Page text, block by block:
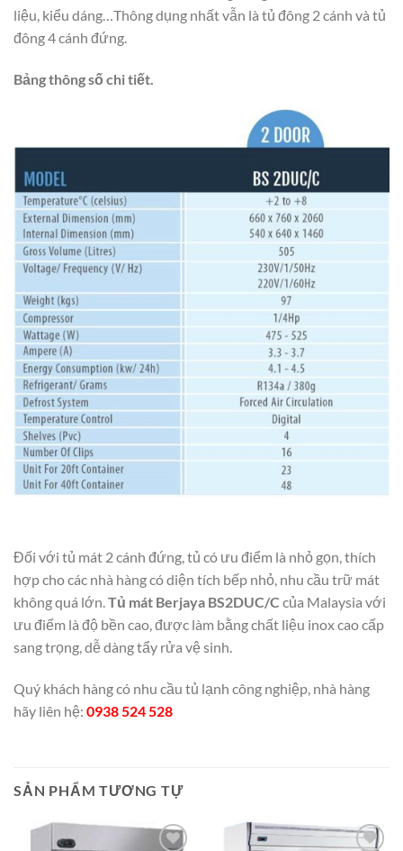
liệu, kiểu dáng…Thông dụng nhất vẫn là tủ đông 2 cánh và tủ
đông 4 cánh đứng.
Bảng thông số chi tiết.
Đối với tủ mát 2 cánh đứng, tủ có ưu điểm là nhỏ gọn, thích
hợp cho các nhà hàng có diện tích bếp nhỏ, nhu cầu trữ mát
không quá lớn.Tủ mát Berjaya BS2DUC/C của Malaysia với
ưu điểm là độ bền cao, được làm bằng chất liệu inox cao cấp
sang trọng, dễ dàng tẩy rửa vệ sinh.
Quý khách hàng có nhu cầu tủ lạnh công nghiệp, nhà hàng
hãy liên hệ: 0938 524 528
SẢN PHẨM TƯƠNG TỰ